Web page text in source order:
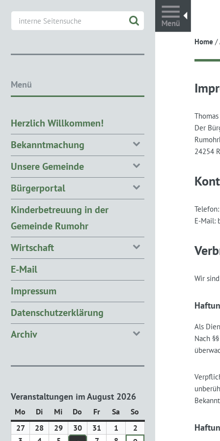
Home /
Der
24254
E-Mail:
Wir
Als
Nach
Menü
Herzlich Willkommen!
Bekanntmachung
Unsere Gemeinde
Bürgerportal
Kinderbetreuung in der
Gemeinde Rumohr
Wirtschaft
E-Mail
Impressum
Datenschutzerklärung
Archiv
Veranstaltungen im August 2026
Mo Montag
DiDienstag
Mi Mittwoch
Do Donnerstag
FrFreitag
Sa Samstag
So
2727. 28 29 30 31 1 2